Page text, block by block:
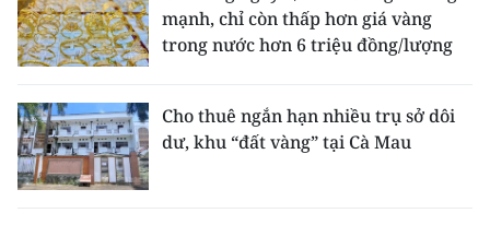
mạnh, chỉ còn thấp hơn giá vàng
trong nước hơn 6 triệu đồng/lượng
Cho thuê ngắn hạn nhiều trụ sở dôi
dư, khu “đất vàng” tại Cà Mau